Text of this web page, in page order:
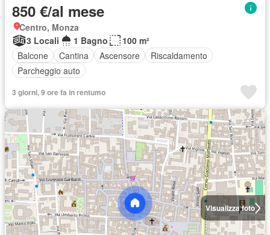
850 €/al mese
Centro, Monza
3 Locali
1 Bagno
100 m²
Balcone
Cantina Ascensore
Riscaldamento
Parcheggio auto
3 giorni, 9 ore fa in rentumo
Visualizza foto